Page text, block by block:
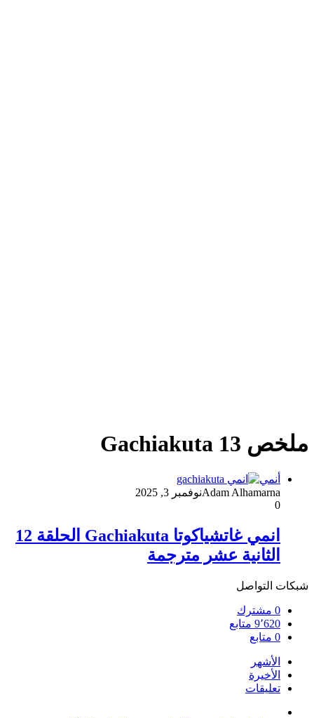
ملخص Gachiakuta 13
أنمي
Adam Alhamarnaنوفمبر 3, 2025
0
انمي غاتشياكوتا Gachiakuta الحلقة 12
الثانية عشر مترجمة
شبكات التواصل
0 مشترك
9٬620 متابع
0 متابع
الأشهر
الأخيرة
تعليقات